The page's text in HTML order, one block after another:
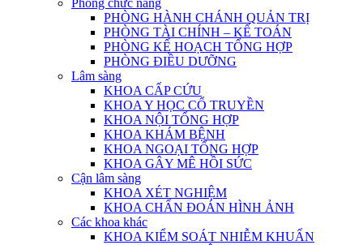
Phòng chức năng
PHÒNG HÀNH CHÁNH QUẢN TRỊ
PHÒNG TÀI CHÍNH – KẾ TOÁN
PHÒNG KẾ HOẠCH TỔNG HỢP
PHÒNG ĐIỀU DƯỠNG
Lâm sàng
KHOA CẤP CỨU
KHOA Y HỌC CỔ TRUYỀN
KHOA NỘI TỔNG HỢP
KHOA KHÁM BỆNH
KHOA NGOẠI TỔNG HỢP
KHOA GÂY MÊ HỒI SỨC
Cận lâm sàng
KHOA XÉT NGHIỆM
KHOA CHẨN ĐOÁN HÌNH ẢNH
Các khoa khác
KHOA KIỂM SOÁT NHIỄM KHUẨN